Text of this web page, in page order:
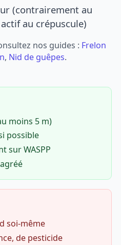
(contrairement au
au crépuscule)
nos guides : Frelon
, Nid de guêpes.
moins 5 m)
possible
sur WASPP
soi-même
de pesticide